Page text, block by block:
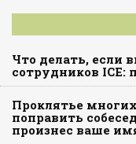
Что делать, если
сотрудников ICE:
Проклятье
поправить
произнес ваше